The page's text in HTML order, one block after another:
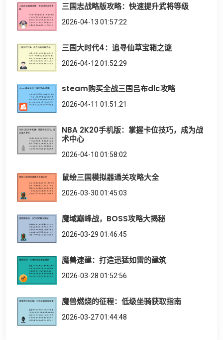
三国志战略版攻略：快速提升武将等级
2026-04-13 01:57:22
三国大时代4：追寻仙草宝箱之谜
2026-04-12 01:52:29
steam购买全战三国吕布dlc攻略
2026-04-11 01:51:21
NBA 2K20手机版：掌握卡位技巧，成为战
术中心
2026-04-10 01:58:02
鼠绘三国模拟器通关攻略大全
2026-03-30 01:45:03
魔域巅峰战，BOSS攻略大揭秘
2026-03-29 01:46:45
魔兽速建：打造迅猛如雷的建筑
2026-03-28 01:52:56
魔兽燃烧的征程：低级坐骑获取指南
2026-03-27 01:44:48